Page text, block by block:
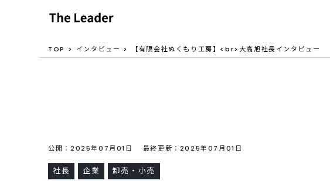
TOP インタビュー 【有限会社ぬくもり工房】<br>大高旭社長インタビュー
公開：2025年07月01日 最終更新：2025年07月01日
社長 企業 卸売・小売